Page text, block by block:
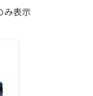
み表示